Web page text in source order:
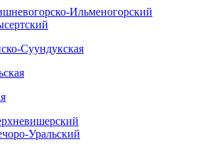
Ильменогорский
Суундукская
Уральский